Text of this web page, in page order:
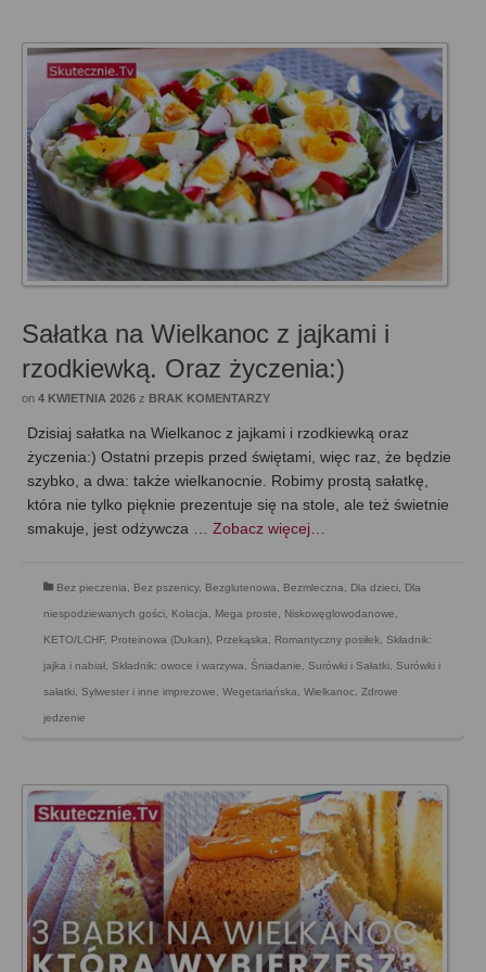
Sałatka na Wielkanoc z jajkami i
rzodkiewką. Oraz życzenia:)
on 4 KWIETNIA 2026 z BRAK KOMENTARZY
Dzisiaj sałatka na Wielkanoc z jajkami i rzodkiewką oraz
życzenia:) Ostatni przepis przed świętami, więc raz, że będzie
szybko, a dwa: także wielkanocnie. Robimy prostą sałatkę,
która nie tylko pięknie prezentuje się na stole, ale też świetnie
smakuje, jest odżywcza … Zobacz więcej…
Bez pieczenia Bez pszenicy, Bezglutenowa Bezmleczna Dla dzieci Dla
niespodziewanych gości Kolacja Mega proste Niskowęglowodanowe,
KETO/LCHF, Proteinowa (Dukan) Przekąska Romantyczny posiłek Składnik:
jajka i nabiał Składnik: owoce i warzywa Śniadanie Surówki i Sałatki Surówki i
sałatki Sylwester i inne imprezowe Wegetariańska Wielkanoc Zdrowe
jedzenie